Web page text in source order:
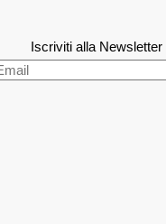
Iscriviti alla Newsletter